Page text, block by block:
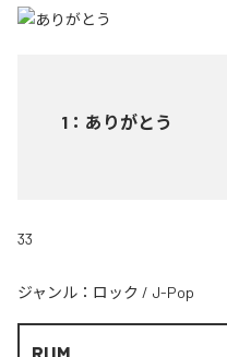
1 ： ありがとう
33
ジャンル： ロック / J-Pop